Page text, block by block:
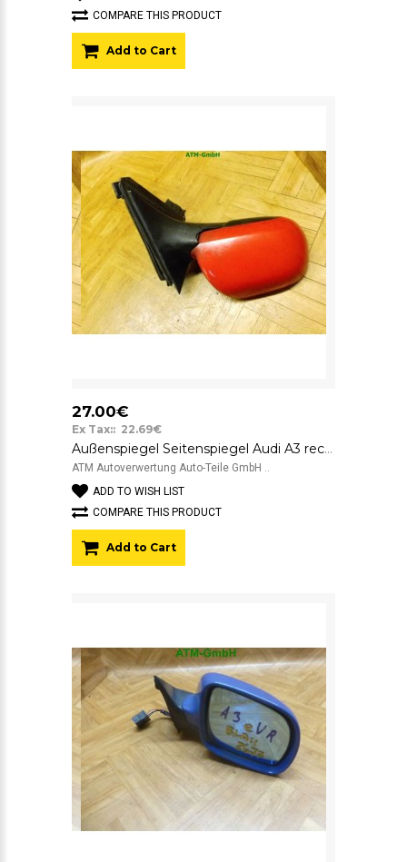
COMPARE THIS PRODUCT
Add to Cart
27.00€
Ex Tax:: 22.69€
Außenspiegel Seitenspiegel Audi A3 rechts elektrisch Farbcode LY3H Laserrot Rot
ATM Autoverwertung Auto-Teile GmbH ..
ADD TO WISH LIST
COMPARE THIS PRODUCT
Add to Cart